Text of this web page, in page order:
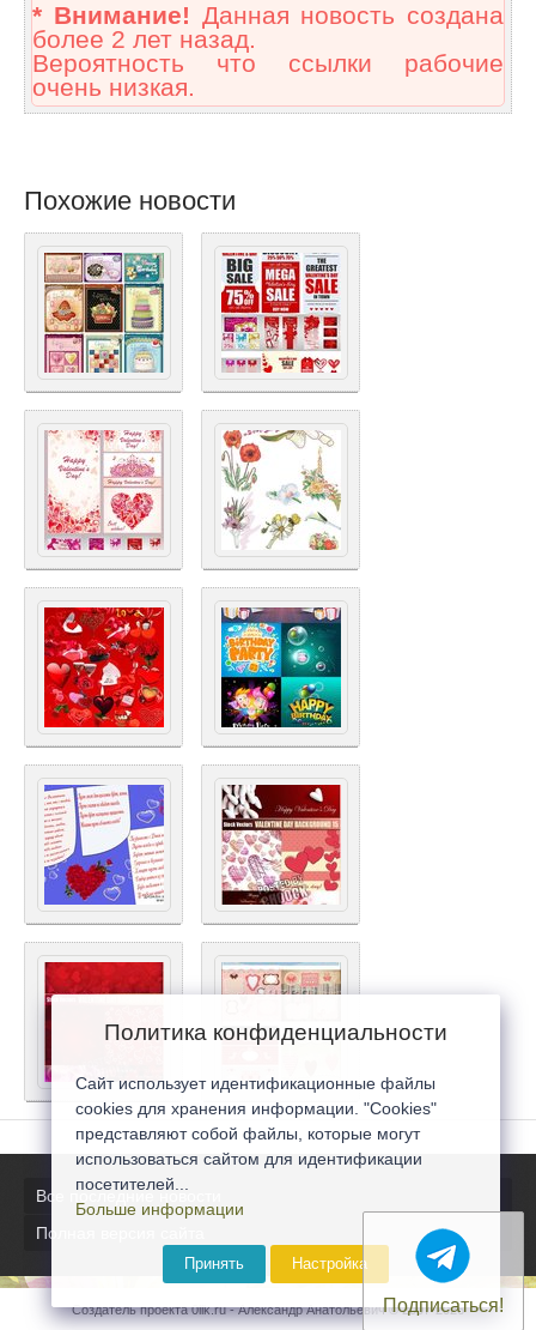
* Внимание! Данная новость создана
более 2 лет назад.
Вероятность что ссылки рабочие
очень низкая.
Похожие новости
Все последние новости
Полная версия сайта
Создатель проекта 0lik.ru - Александр Анатольевич © 2007-2026
Подписаться!
Политика конфиденциальности
Сайт использует идентификационные файлы
cookies для хранения информации. "Cookies"
представляют собой файлы, которые могут
использоваться сайтом для идентификации
посетителей...
Больше информации
Принять Настройка